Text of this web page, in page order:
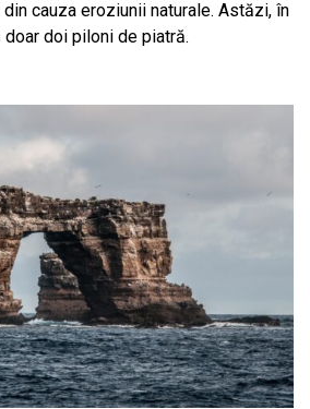
cauza eroziunii naturale. Astăzi, în
doar doi piloni de piatră.